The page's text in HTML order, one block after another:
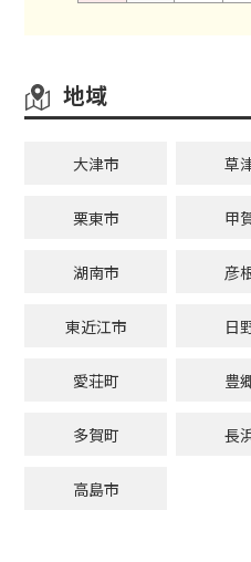
地域
大津市 草
栗東市 甲
湖南市 彦
東近江市 日
愛荘町 豊
多賀町 長
高島市